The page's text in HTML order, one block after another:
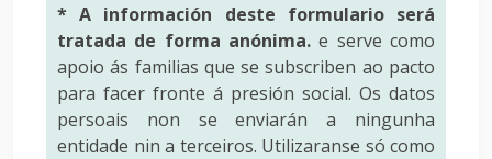
* A información deste formulario será
tratada de forma anónima. e serve como
apoio ás familias que se subscriben ao pacto
para facer fronte á presión social. Os datos
persoais non se enviarán a ningunha
entidade nin a terceiros. Utilizaranse só como